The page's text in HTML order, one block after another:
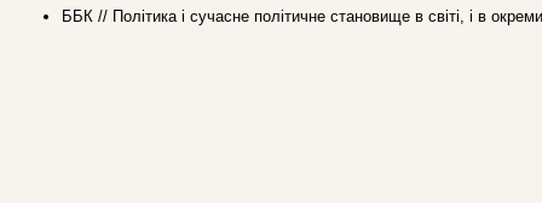
ББК // Політика і сучасне політичне становище в світі, і в